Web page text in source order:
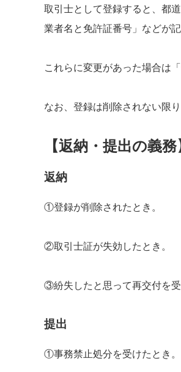
取引士として登録すると、都
業者名と免許証番号」などが記
これらに変更があった場合は「
なお、登録は削除されない限
【返納・提出の義務
返納
①登録が削除されたとき。
②取引士証が失効したとき。
③紛失したと思って再交付を
提出
①事務禁止処分を受けたとき。